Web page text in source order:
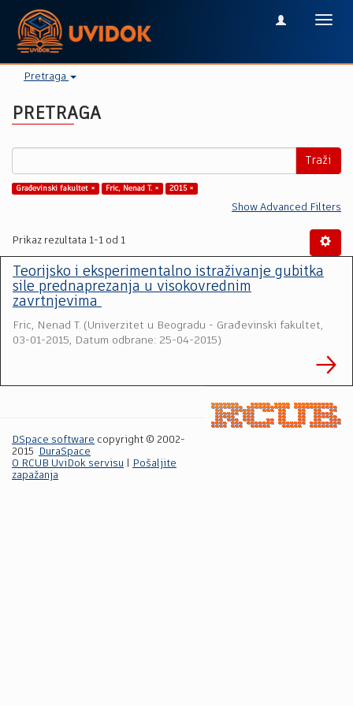
Pretraga
PRETRAGA
Traži
Građevinski fakultet × Fric, Nenad T. × 2015 ×
Show Advanced Filters
Prikaz rezultata 1-1 od 1
Teorijsko i eksperimentalno istraživanje gubitka
sile prednaprezanja u visokovrednim
zavrtnjevima
Fric, Nenad T. (Univerzitet u Beogradu - Građevinski fakultet,
03-01-2015, Datum odbrane: 25-04-2015)
DSpace software copyright © 2002-
2015
DuraSpace
O RCUB UviDok servisu
Pošaljite
zapažanja